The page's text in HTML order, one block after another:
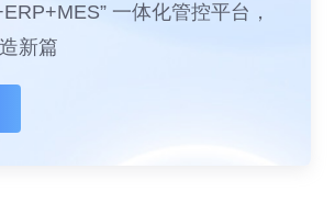
一体化管控平台，
新篇